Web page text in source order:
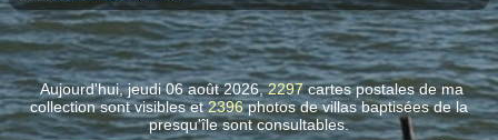
Aujourd'hui, jeudi 06 août 2026,2297cartes postales de ma
collection sont visibles et2396 photos de villasbaptisées de la
presqu'île sont consultables.